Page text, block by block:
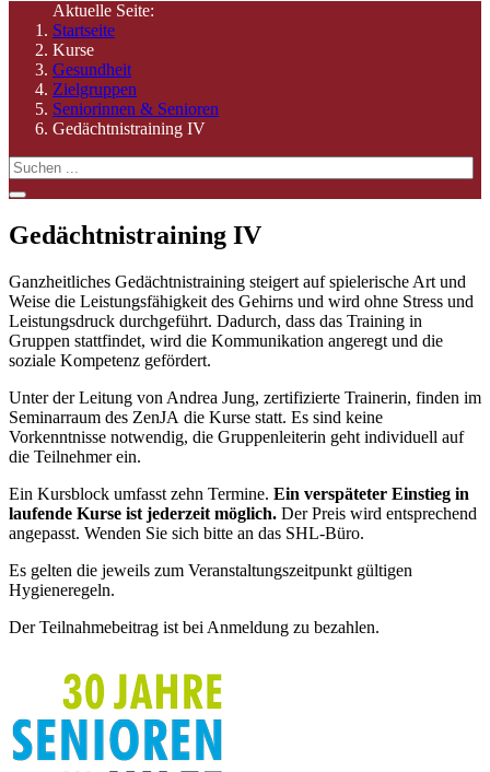
Aktuelle Seite:
Startseite
Kurse
Gesundheit
Zielgruppen
Seniorinnen & Senioren
Gedächtnistraining IV
Gedächtnistraining IV
Ganzheitliches Gedächtnistraining steigert auf spielerische Art und
Weise die Leistungsfähigkeit des Gehirns und wird ohne Stress und
Leistungsdruck durchgeführt. Dadurch, dass das Training in
Gruppen stattfindet, wird die Kommunikation angeregt und die
soziale Kompetenz gefördert.
Unter der Leitung von Andrea Jung, zertifizierte Trainerin, finden im
Seminarraum des ZenJA die Kurse statt. Es sind keine
Vorkenntnisse notwendig, die Gruppenleiterin geht individuell auf
die Teilnehmer ein.
Ein Kursblock umfasst zehn Termine. Ein verspäteter Einstieg in
laufende Kurse ist jederzeit möglich. Der Preis wird entsprechend
angepasst. Wenden Sie sich bitte an das SHL-Büro.
Es gelten die jeweils zum Veranstaltungszeitpunkt gültigen
Hygieneregeln.
Der Teilnahmebeitrag ist bei Anmeldung zu bezahlen.